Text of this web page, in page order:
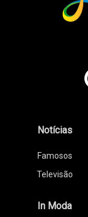
Notícias
Famosos
Televisão
In Moda